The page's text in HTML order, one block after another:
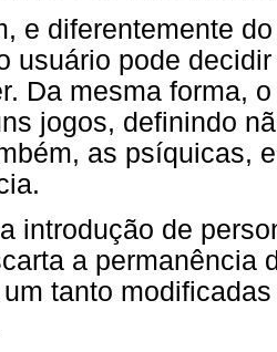
e diferentemente
usuário pode
Da mesma forma,
jogos, definindo
as psíquicas,
introdução de
a permanência
tanto